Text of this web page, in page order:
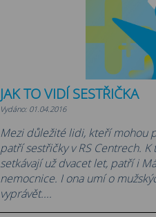
JAK TO VIDÍ SESTŘIČKA
Vydáno: 01.04.2016
Mezi důležité lidi, kteří mohou
patří sestřičky v RS Centrech.
setkávají už dvacet let, patří i
nemocnice. I ona umí o
vyprávět....